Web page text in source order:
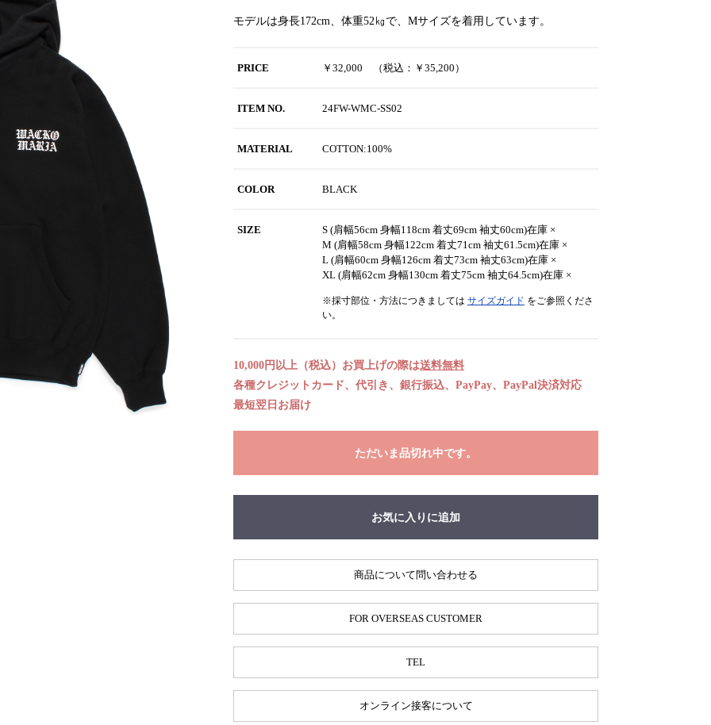
モデルは身長172cm、体重52㎏で、Mサイズを着用しています。
PRICE ￥32,000 （税込：￥35,200）
ITEM NO. 24FW-WMC-SS02
MATERIAL COTTON:100%
COLOR BLACK
SIZE
S (肩幅56cm 身幅118cm 着丈69cm 袖丈60cm)在庫 ×
M (肩幅58cm 身幅122cm 着丈71cm 袖丈61.5cm)在庫 ×
L (肩幅60cm 身幅126cm 着丈73cm 袖丈63cm)在庫 ×
XL (肩幅62cm 身幅130cm 着丈75cm 袖丈64.5cm)在庫 ×
※採寸部位・方法につきましては サイズガイド をご参照くださ
い。
10,000円以上（税込）お買上げの際は送料無料
各種クレジットカード、代引き、銀行振込、PayPay、PayPal決済対応
最短翌日お届け
ただいま品切れ中です。
お気に入りに追加
商品について問い合わせる
FOR OVERSEAS CUSTOMER
TEL
オンライン接客について